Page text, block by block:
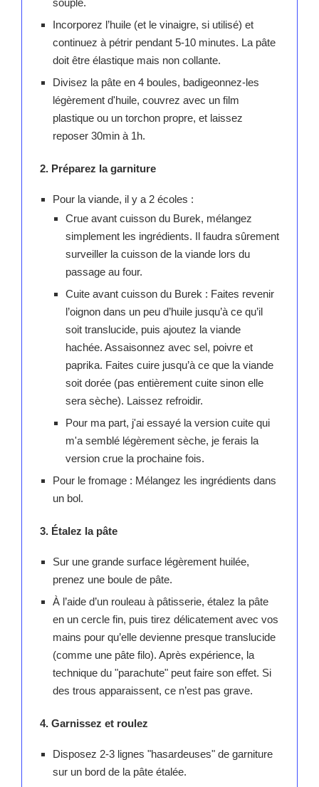
souple.
Incorporez l’huile (et le vinaigre, si utilisé) et
continuez à pétrir pendant 5-10 minutes. La pâte
doit être élastique mais non collante.
Divisez la pâte en 4 boules, badigeonnez-les
légèrement d'huile, couvrez avec un film
plastique ou un torchon propre, et laissez
reposer 30min à 1h.
2. Préparez la garniture
Pour la viande, il y a 2 écoles :
Crue avant cuisson du Burek, mélangez
simplement les ingrédients. Il faudra sûrement
surveiller la cuisson de la viande lors du
passage au four.
Cuite avant cuisson du Burek : Faites revenir
l’oignon dans un peu d’huile jusqu’à ce qu’il
soit translucide, puis ajoutez la viande
hachée. Assaisonnez avec sel, poivre et
paprika. Faites cuire jusqu’à ce que la viande
soit dorée (pas entièrement cuite sinon elle
sera sèche). Laissez refroidir.
Pour ma part, j'ai essayé la version cuite qui
m'a semblé légèrement sèche, je ferais la
version crue la prochaine fois.
Pour le fromage : Mélangez les ingrédients dans
un bol.
3. Étalez la pâte
Sur une grande surface légèrement huilée,
prenez une boule de pâte.
À l’aide d’un rouleau à pâtisserie, étalez la pâte
en un cercle fin, puis tirez délicatement avec vos
mains pour qu’elle devienne presque translucide
(comme une pâte filo). Après expérience, la
technique du "parachute" peut faire son effet. Si
des trous apparaissent, ce n’est pas grave.
4. Garnissez et roulez
Disposez 2-3 lignes "hasardeuses" de garniture
sur un bord de la pâte étalée.